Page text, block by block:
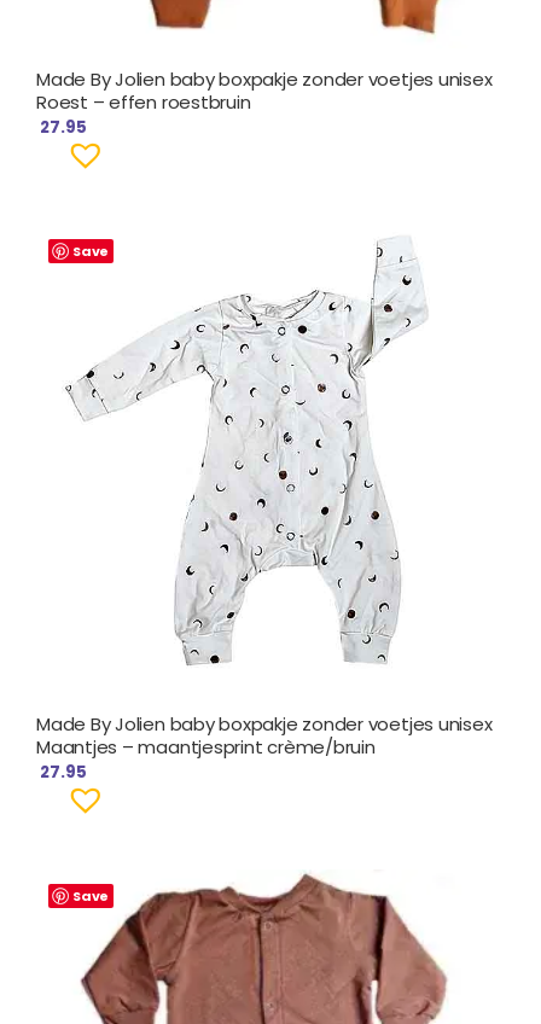
Made By Jolien baby boxpakje zonder voetjes unisex
Roest – effen roestbruin
27.95
Save
Made By Jolien baby boxpakje zonder voetjes unisex
Maantjes – maantjesprint crème/bruin
27.95
Save